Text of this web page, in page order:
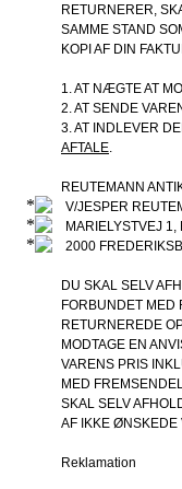
RETURNERER,
SAMME STAND
KOPI AF DIN
1. AT NÆGTE AT
2. AT SENDE
3. AT INDLEVER
AFTALE.
REUTEMANN
V/JESPER
MARIELYSTVEJ 1,
2000
DU SKAL SELV
FORBUNDET MED
RETURNEREDE
MODTAGE EN
VARENS PRIS
MED
SKAL SELV
AF IKKE ØNSKEDE
Reklamation